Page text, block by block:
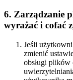
6. Zarządzanie
wyrażać i cofać
Jeśli
zmienić
obsługi plików